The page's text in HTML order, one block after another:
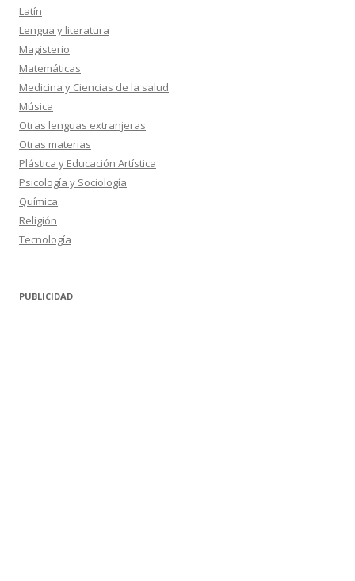
Latín
Lengua y literatura
Magisterio
Matemáticas
Medicina y Ciencias de la salud
Música
Otras lenguas extranjeras
Otras materias
Plástica y Educación Artística
Psicología y Sociología
Química
Religión
Tecnología
PUBLICIDAD